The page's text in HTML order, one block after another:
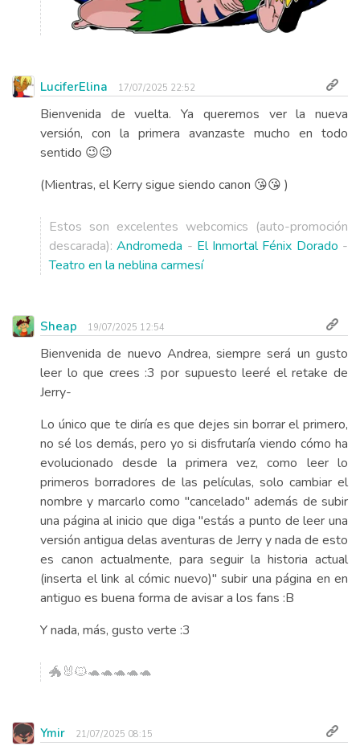
LuciferElina 17/07/2025 22:52
Bienvenida de vuelta. Ya queremos ver la nueva
versión, con la primera avanzaste mucho en todo
sentido 😉😉
(Mientras, el Kerry sigue siendo canon 😘😘 )
Estos son excelentes webcomics (auto-promoción
descarada):Andromeda - El Inmortal Fénix Dorado -
Teatro en la neblina carmesí
Sheap 19/07/2025 12:54
Bienvenida de nuevo Andrea, siempre será un gusto
leer lo que crees :3 por supuesto leeré el retake de
Jerry-
Lo único que te diría es que dejes sin borrar el primero,
no sé los demás, pero yo si disfrutaría viendo cómo ha
evolucionado desde la primera vez, como leer lo
primeros borradores de las películas, solo cambiar el
nombre y marcarlo como "cancelado" además de subir
una página al inicio que diga "estás a punto de leer una
versión antigua delas aventuras de Jerry y nada de esto
es canon actualmente, para seguir la historia actual
(inserta el link al cómic nuevo)" subir una página en en
antiguo es buena forma de avisar a los fans :B
Y nada, más, gusto verte :3
🐲🐰🐱🐢🐢🐢🐢🐢
Ymir 21/07/2025 08:15